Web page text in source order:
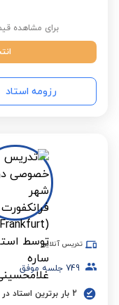
برای مشاهده
رزومه استاد
تدریس آنلاین
749 جلسه موفق
2 بار برترین استاد در گروه زبان فرانسه در فصول مختلف